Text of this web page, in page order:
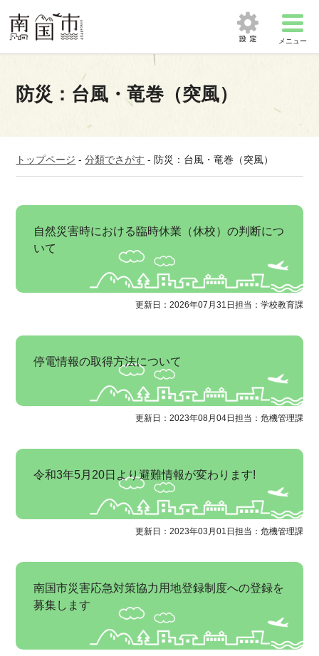
メニュー
防災：台風・竜巻（突風）
トップページ -分類でさがす - 防災：台風・竜巻（突風）
自然災害時における臨時休業（休校）の判断につ
いて
更新日：2026年07月31日 担当：学校教育課
停電情報の取得方法について
更新日：2023年08月04日 担当：危機管理課
令和3年5月20日より避難情報が変わります!
更新日：2023年03月01日 担当：危機管理課
南国市災害応急対策協力用地登録制度への登録を
募集します